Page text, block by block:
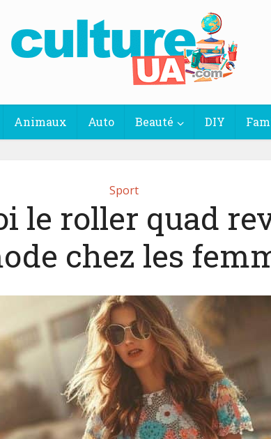
Animaux Auto Beauté DIY
Sport
le roller quad
chez les